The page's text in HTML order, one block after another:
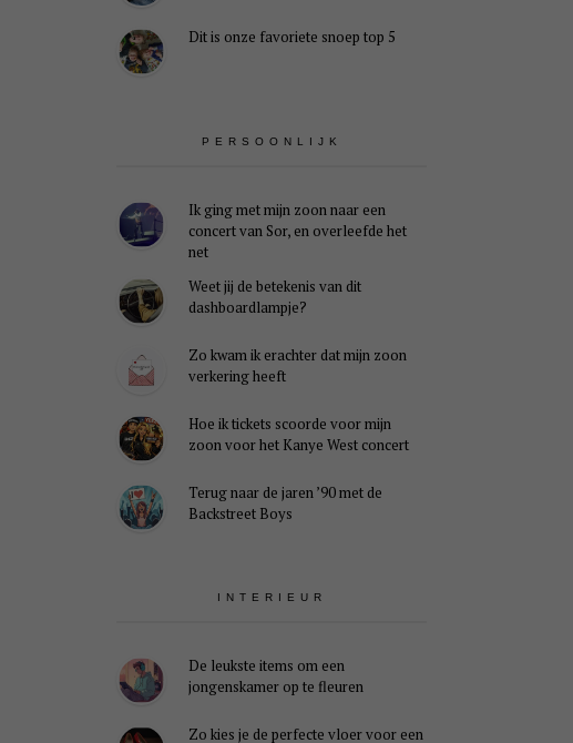
Dit is onze favoriete snoep top 5
PERSOONLIJK
Ik ging met mijn zoon naar een
concert van Sor, en overleefde het
net
Weet jij de betekenis van dit
dashboardlampje?
Zo kwam ik erachter dat mijn zoon
verkering heeft
Hoe ik tickets scoorde voor mijn
zoon voor het Kanye West concert
Terug naar de jaren ’90 met de
Backstreet Boys
INTERIEUR
De leukste items om een
jongenskamer op te fleuren
Zo kies je de perfecte vloer voor een